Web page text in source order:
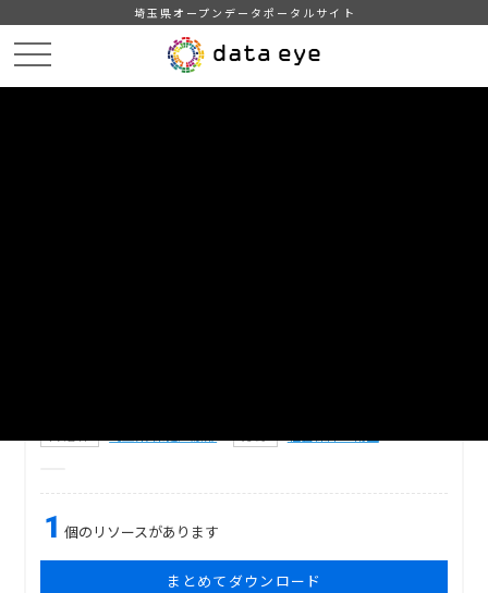
埼玉県オープンデータポータルサイト
1 個のリソースがあります
まとめてダウンロード